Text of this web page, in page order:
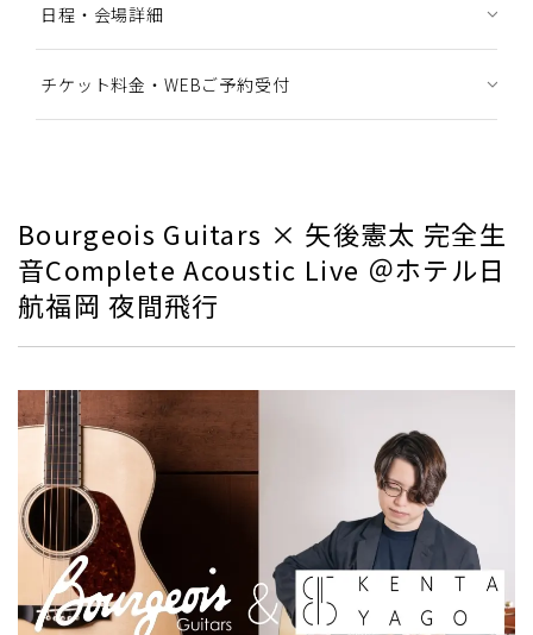
日程・会場詳細
チケット料金・WEBご予約受付
Bourgeois Guitars × 矢後憲太 完全生
音Complete Acoustic Live ＠ホテル日
航福岡 夜間飛行